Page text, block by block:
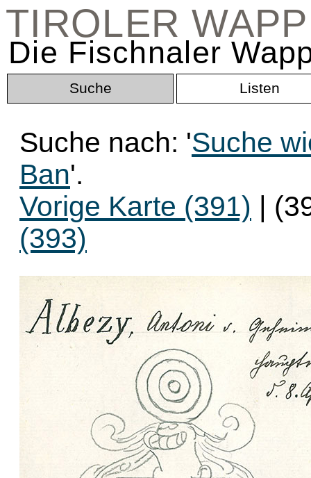
TIROLER
Die Fischnaler
Suche Listen
Suche nach: 'Suche
Ban'.
Vorige Karte (391) |
(393)